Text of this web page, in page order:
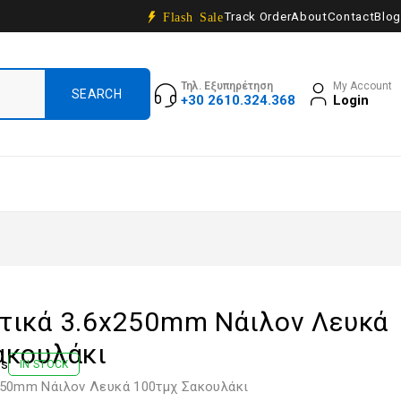
Flash SaleTrack OrderAboutContactBlog
Τηλ. Εξυπηρέτηση
+30 2610.324.368
My Account
Login
3.6x250mm Νάιλον Λευκά
IN STOCK
Νάιλον Λευκά 100τμχ Σακουλάκι